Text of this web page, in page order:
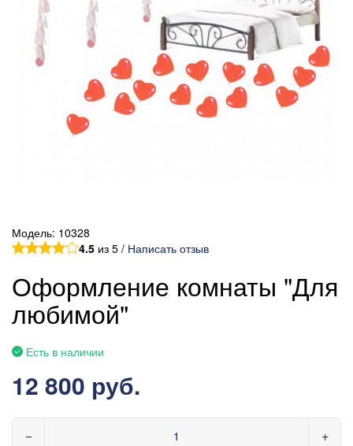
Модель: 10328
4.5 из 5 / Написать отзыв
Оформление комнаты "Для
любимой"
Есть в наличии
12 800 руб.
− +